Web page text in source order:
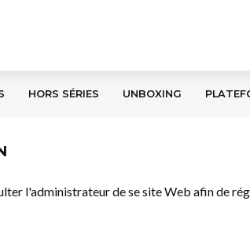
HORS SÉRIES UNBOXING
l'administrateur de se site Web afin de